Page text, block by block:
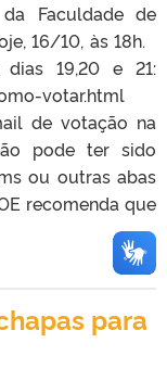
Faculdade de
16/10, às 18h.
19,20 e 21:
votar.html
de votação na
pode ter sido
ou outras abas
recomenda que
para